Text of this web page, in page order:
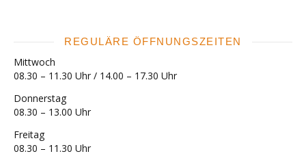
REGULÄRE ÖFFNUNGSZEITEN
Mittwoch
08.30 – 11.30 Uhr / 14.00 – 17.30 Uhr
Donnerstag
08.30 – 13.00 Uhr
Freitag
08.30 – 11.30 Uhr